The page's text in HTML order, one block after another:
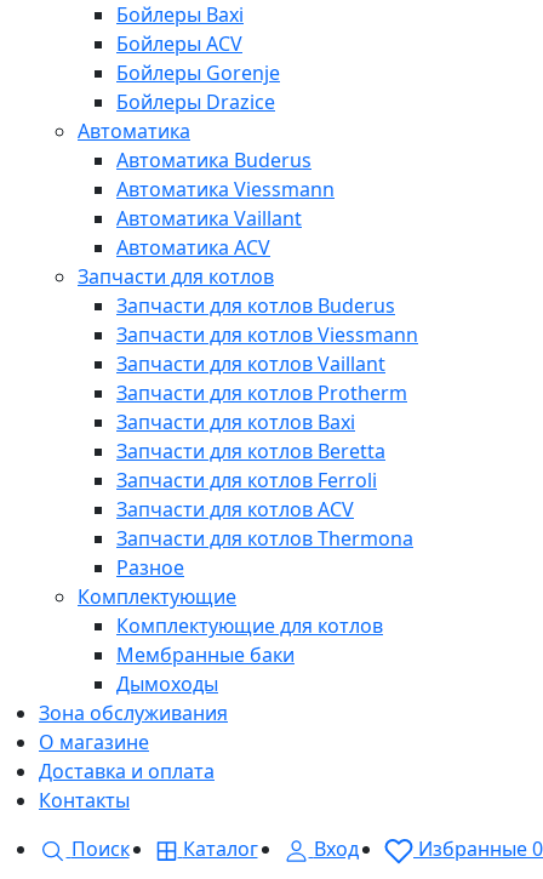
Бойлеры Baxi
Бойлеры ACV
Бойлеры Gorenje
Бойлеры Drazice
Автоматика
Автоматика Buderus
Автоматика Viessmann
Автоматика Vaillant
Автоматика ACV
Запчасти для котлов
Запчасти для котлов Buderus
Запчасти для котлов Viessmann
Запчасти для котлов Vaillant
Запчасти для котлов Protherm
Запчасти для котлов Baxi
Запчасти для котлов Beretta
Запчасти для котлов Ferroli
Запчасти для котлов ACV
Запчасти для котлов Thermona
Разное
Комплектующие
Комплектующие для котлов
Мембранные баки
Дымоходы
Зона обслуживания
О магазине
Доставка и оплата
Контакты
Поиск
Каталог Вход Избранные0